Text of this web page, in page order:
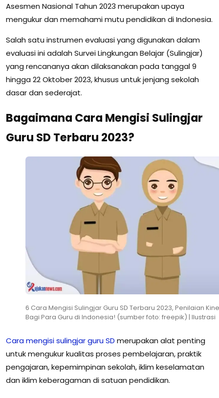
Asesmen Nasional Tahun 2023 merupakan upaya
mengukur dan memahami mutu pendidikan di Indonesia.
Salah satu instrumen evaluasi yang digunakan dalam
evaluasi ini adalah Survei Lingkungan Belajar (Sulingjar)
yang rencananya akan dilaksanakan pada tanggal 9
hingga 22 Oktober 2023, khusus untuk jenjang sekolah
dasar dan sederajat.
Bagaimana Cara Mengisi Sulingjar
Guru SD Terbaru 2023?
6 Cara Mengisi Sulingjar Guru SD Terbaru 2023, Penilaian
Bagi Para Guru di Indonesia! (sumber foto: freepik) | Ilustrasi
Cara mengisi sulingjar guru SD merupakan alat penting
untuk mengukur kualitas proses pembelajaran, praktik
pengajaran, kepemimpinan sekolah, iklim keselamatan
dan iklim keberagaman di satuan pendidikan.